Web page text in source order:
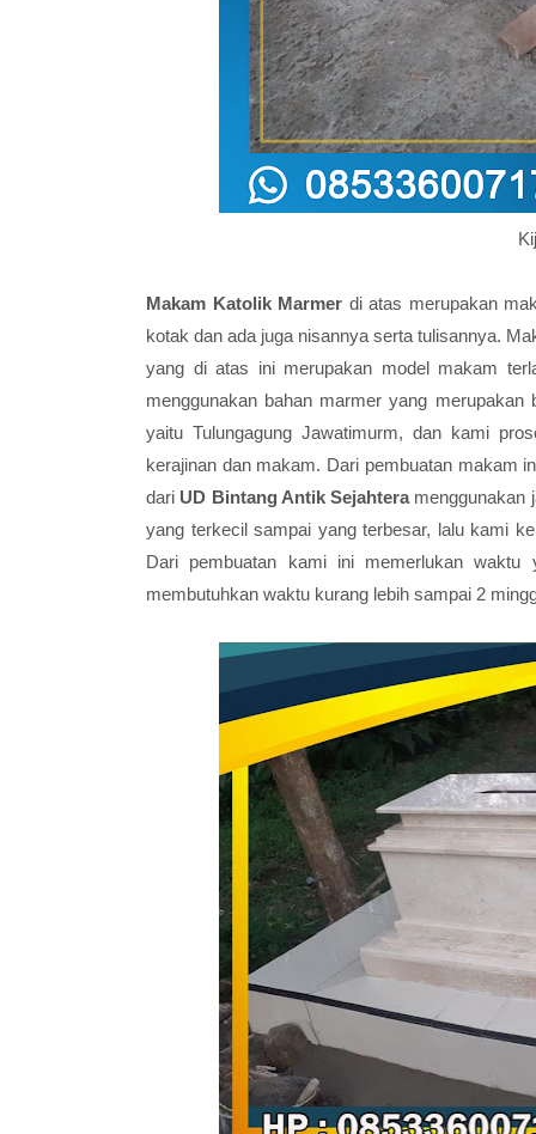
Makam Katolik Marmer di atas merupakan
kotak dan ada juga nisannya serta tulisannya.
yang di atas ini merupakan model makam
menggunakan bahan marmer yang
yaitu Tulungagung Jawatimurm, dan kami
kerajinan dan makam. Dari pembuatan makam
dari UD Bintang Antik Sejahteramenggunakan
yang terkecil sampai yang terbesar, lalu kami
Dari pembuatan kami ini memerlukan
membutuhkan waktu kurang lebih sampai 2